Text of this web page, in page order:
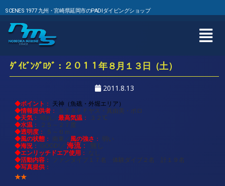
SCENES 1977 九州・宮崎県延岡市のPADIダイビングショップ
ﾀﾞｲﾋﾞﾝｸﾞﾛｸﾞ：２０１１年８月１３日（土）
2011.8.13
◆ポイント ： 天神（魚礁・外堀エリア）
◆情報提供者： ＳＴＡＦＦヤス・真由美・ポロ
◆天気： 晴れ／最高気温： ３２℃
◆水温： ２５～２７度
◆透明度： ５～６ｍ
◆風の状態： 南東 ／ 風の強さ ： 弱い
◆海況： GOOD! ／海流： 無し
◆エンリッチドエア使用 ： なし
◆活動内容： ファンダイブ１７名 体験ダイブ２名 計１９名
◆写真提供：
★★